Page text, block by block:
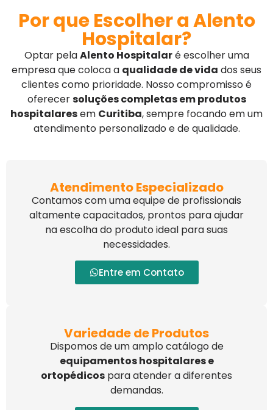
Por que Escolher a Alento
Hospitalar?
Optar pelaAlento Hospitalaré escolher uma
empresa que coloca a qualidade de vida dos seus
clientes como prioridade. Nosso compromisso é
oferecersoluções completas em produtos
hospitalaresem Curitiba, sempre focando em um
atendimento personalizado e de qualidade.
Atendimento Especializado
Contamos com uma equipe de profissionais
altamente capacitados, prontos para ajudar
na escolha do produto ideal para suas
necessidades.
Entre em Contato
Variedade de Produtos
Dispomos de um amplo catálogo de
equipamentos hospitalares e
ortopédicos para atender a diferentes
demandas.